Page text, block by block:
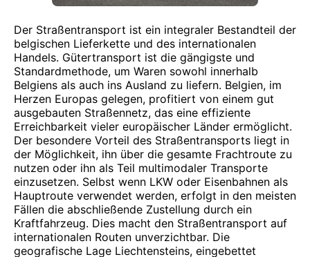
Der Straßentransport ist ein integraler Bestandteil der
belgischen Lieferkette und des internationalen
Handels. Gütertransport ist die gängigste und
Standardmethode, um Waren sowohl innerhalb
Belgiens als auch ins Ausland zu liefern. Belgien, im
Herzen Europas gelegen, profitiert von einem gut
ausgebauten Straßennetz, das eine effiziente
Erreichbarkeit vieler europäischer Länder ermöglicht.
Der besondere Vorteil des Straßentransports liegt in
der Möglichkeit, ihn über die gesamte Frachtroute zu
nutzen oder ihn als Teil multimodaler Transporte
einzusetzen. Selbst wenn LKW oder Eisenbahnen als
Hauptroute verwendet werden, erfolgt in den meisten
Fällen die abschließende Zustellung durch ein
Kraftfahrzeug. Dies macht den Straßentransport auf
internationalen Routen unverzichtbar. Die
geografische Lage Liechtensteins, eingebettet